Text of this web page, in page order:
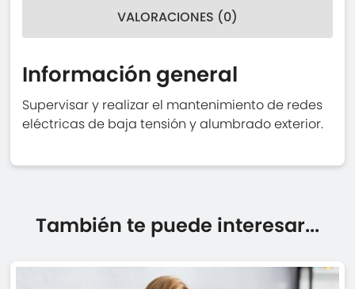
VALORACIONES (0)
Información general
Supervisar y realizar el mantenimiento de redes
eléctricas de baja tensión y alumbrado exterior.
También te puede interesar...